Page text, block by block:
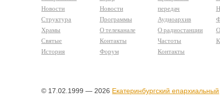
Новости
Структура
Храмы
Святые
История
Новости
Программы
О телеканале
Контакты
Форум
передач
Аудиоархив
О радиостанции
Частоты
Контакты
© 17.02.1999 — 2026 Екатеринбургский епархиальный